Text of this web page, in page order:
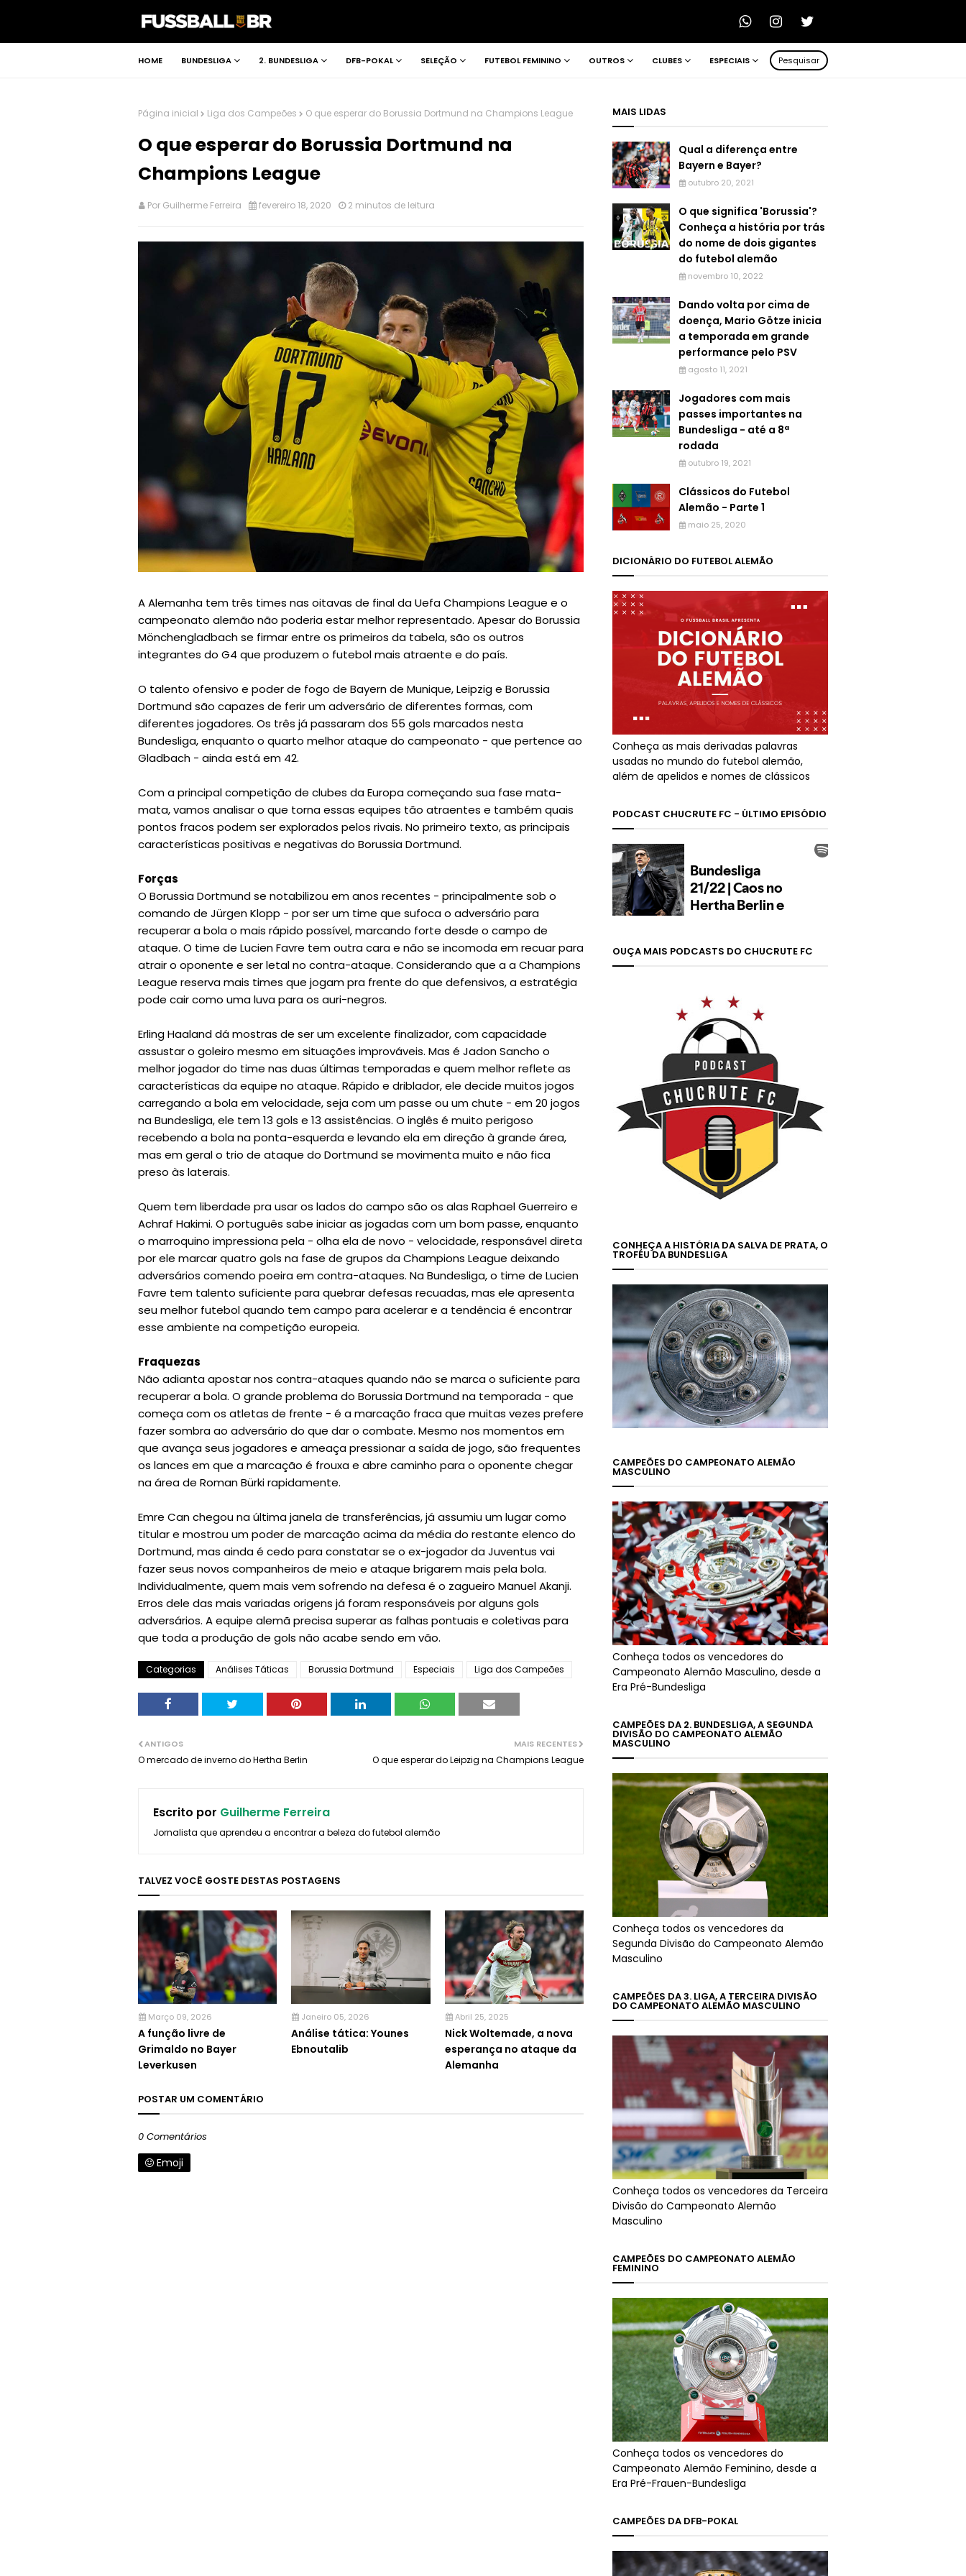
HOME BUNDESLIGA 2. BUNDESLIGA DFB-POKAL SELEÇÃO FUTEBOL FEMININO OUTROS CLUBES ESPECIAIS Pesquisar
Página inicial Liga dos Campeões O que esperar do Borussia Dortmund na Champions League
O que esperar do Borussia Dortmund na
Champions League
Por Guilherme Ferreira fevereiro 18, 2020 2 minutos de leitura
A Alemanha tem três times nas oitavas de final da Uefa Champions League e o
campeonato alemão não poderia estar melhor representado. Apesar do Borussia
Mönchengladbach se firmar entre os primeiros da tabela, são os outros
integrantes do G4 que produzem o futebol mais atraente e do país.
O talento ofensivo e poder de fogo de Bayern de Munique, Leipzig e Borussia
Dortmund são capazes de ferir um adversário de diferentes formas, com
diferentes jogadores. Os três já passaram dos 55 gols marcados nesta
Bundesliga, enquanto o quarto melhor ataque do campeonato - que pertence ao
Gladbach - ainda está em 42.
Com a principal competição de clubes da Europa começando sua fase mata-
mata, vamos analisar o que torna essas equipes tão atraentes e também quais
pontos fracos podem ser explorados pelos rivais. No primeiro texto, as principais
características positivas e negativas do Borussia Dortmund.
Forças
O Borussia Dortmund se notabilizou em anos recentes - principalmente sob o
comando de Jürgen Klopp - por ser um time que sufoca o adversário para
recuperar a bola o mais rápido possível, marcando forte desde o campo de
ataque. O time de Lucien Favre tem outra cara e não se incomoda em recuar para
atrair o oponente e ser letal no contra-ataque. Considerando que a a Champions
League reserva mais times que jogam pra frente do que defensivos, a estratégia
pode cair como uma luva para os auri-negros.
Erling Haaland dá mostras de ser um excelente finalizador, com capacidade
assustar o goleiro mesmo em situações improváveis. Mas é Jadon Sancho o
melhor jogador do time nas duas últimas temporadas e quem melhor reflete as
características da equipe no ataque. Rápido e driblador, ele decide muitos jogos
carregando a bola em velocidade, seja com um passe ou um chute - em 20 jogos
na Bundesliga, ele tem 13 gols e 13 assistências. O inglês é muito perigoso
recebendo a bola na ponta-esquerda e levando ela em direção à grande área,
mas em geral o trio de ataque do Dortmund se movimenta muito e não fica
preso às laterais.
Quem tem liberdade pra usar os lados do campo são os alas Raphael Guerreiro e
Achraf Hakimi. O português sabe iniciar as jogadas com um bom passe, enquanto
o marroquino impressiona pela - olha ela de novo - velocidade, responsável direta
por ele marcar quatro gols na fase de grupos da Champions League deixando
adversários comendo poeira em contra-ataques. Na Bundesliga, o time de Lucien
Favre tem talento suficiente para quebrar defesas recuadas, mas ele apresenta
seu melhor futebol quando tem campo para acelerar e a tendência é encontrar
esse ambiente na competição europeia.
Fraquezas
Não adianta apostar nos contra-ataques quando não se marca o suficiente para
recuperar a bola. O grande problema do Borussia Dortmund na temporada - que
começa com os atletas de frente - é a marcação fraca que muitas vezes prefere
fazer sombra ao adversário do que dar o combate. Mesmo nos momentos em
que avança seus jogadores e ameaça pressionar a saída de jogo, são frequentes
os lances em que a marcação é frouxa e abre caminho para o oponente chegar
na área de Roman Bürki rapidamente.
Emre Can chegou na última janela de transferências, já assumiu um lugar como
titular e mostrou um poder de marcação acima da média do restante elenco do
Dortmund, mas ainda é cedo para constatar se o ex-jogador da Juventus vai
fazer seus novos companheiros de meio e ataque brigarem mais pela bola.
Individualmente, quem mais vem sofrendo na defesa é o zagueiro Manuel Akanji.
Erros dele das mais variadas origens já foram responsáveis por alguns gols
adversários. A equipe alemã precisa superar as falhas pontuais e coletivas para
que toda a produção de gols não acabe sendo em vão.
Categorias Análises Táticas Borussia Dortmund Especiais Liga dos Campeões
MAIS RECENTES
O que esperar do Leipzig na Champions League
ANTIGOS
O mercado de inverno do Hertha Berlin
Escrito por Guilherme Ferreira
Jornalista que aprendeu a encontrar a beleza do futebol alemão
TALVEZ VOCÊ GOSTE DESTAS POSTAGENS
Março 09, 2026
A função livre de
Grimaldo no Bayer
Leverkusen
Janeiro 05, 2026
Análise tática: Younes
Ebnoutalib
Abril 25, 2025
Nick Woltemade, a nova
esperança no ataque da
Alemanha
POSTAR UM COMENTÁRIO
0 Comentários
Emoji
MAIS LIDAS
Qual a diferença entre
Bayern e Bayer?
outubro 20, 2021
O que significa 'Borussia'?
Conheça a história por trás
do nome de dois gigantes
do futebol alemão
novembro 10, 2022
Dando volta por cima de
doença, Mario Götze inicia
a temporada em grande
performance pelo PSV
agosto 11, 2021
Jogadores com mais
passes importantes na
Bundesliga - até a 8ª
rodada
outubro 19, 2021
Clássicos do Futebol
Alemão - Parte 1
maio 25, 2020
DICIONÁRIO DO FUTEBOL ALEMÃO
Conheça as mais derivadas palavras
usadas no mundo do futebol alemão,
além de apelidos e nomes de clássicos
PODCAST CHUCRUTE FC - ÚLTIMO EPISÓDIO
OUÇA MAIS PODCASTS DO CHUCRUTE FC
CONHEÇA A HISTÓRIA DA SALVA DE PRATA, O
TROFÉU DA BUNDESLIGA
CAMPEÕES DO CAMPEONATO ALEMÃO
MASCULINO
Conheça todos os vencedores do
Campeonato Alemão Masculino, desde a
Era Pré-Bundesliga
CAMPEÕES DA 2. BUNDESLIGA, A SEGUNDA
DIVISÃO DO CAMPEONATO ALEMÃO
MASCULINO
Conheça todos os vencedores da
Segunda Divisão do Campeonato Alemão
Masculino
CAMPEÕES DA 3. LIGA, A TERCEIRA DIVISÃO
DO CAMPEONATO ALEMÃO MASCULINO
Conheça todos os vencedores da Terceira
Divisão do Campeonato Alemão
Masculino
CAMPEÕES DO CAMPEONATO ALEMÃO
FEMININO
Conheça todos os vencedores do
Campeonato Alemão Feminino, desde a
Era Pré-Frauen-Bundesliga
CAMPEÕES DA DFB-POKAL